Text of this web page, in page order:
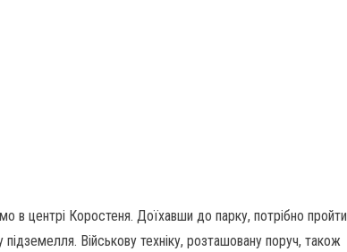
в центрі Коростеня. Доїхавши до парку, потрібно пройти
Військову техніку, розташовану поруч, також